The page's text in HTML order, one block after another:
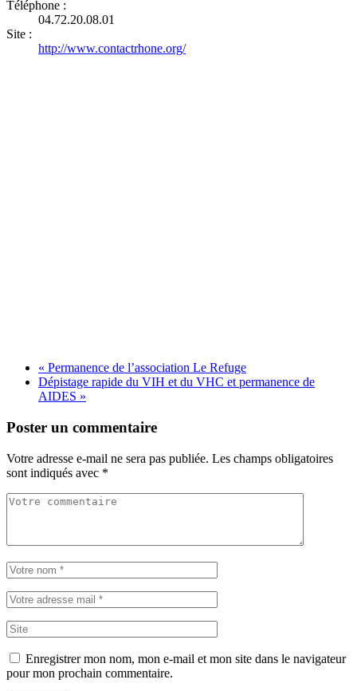
Téléphone :
04.72.20.08.01
Site :
http://www.contactrhone.org/
« Permanence de l’association Le Refuge
Dépistage rapide du VIH et du VHC et permanence de
AIDES »
Poster un commentaire
Votre adresse e-mail ne sera pas publiée. Les champs obligatoires
sont indiqués avec *
Enregistrer mon nom, mon e-mail et mon site dans le navigateur
pour mon prochain commentaire.